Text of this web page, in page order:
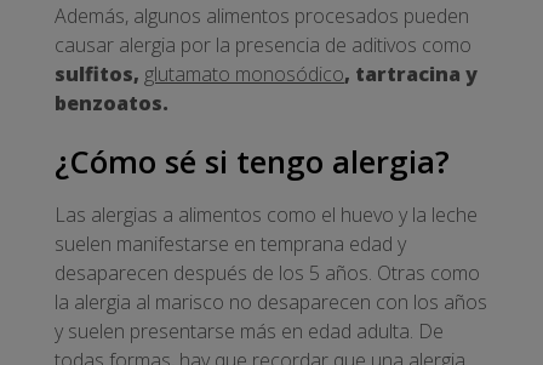
Además, algunos alimentos procesados pueden
causar alergia por la presencia de aditivos como
sulfitos, glutamato monosódico, tartracina y
benzoatos.
¿Cómo sé si tengo alergia?
Las alergias a alimentos como el huevo y la leche
suelen manifestarse en temprana edad y
desaparecen después de los 5 años. Otras como
la alergia al marisco no desaparecen con los años
y suelen presentarse más en edad adulta. De